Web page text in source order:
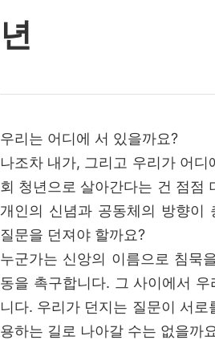
년
우리는 어디에 서 있을까요?
나조차 내가, 그리고 우리가 어
회 청년으로 살아간다는 건 점점
개인의 신념과 공동체의 방향이
질문을 던져야 할까요?
누군가는 신앙의 이름으로 침묵
동을 촉구합니다. 그 사이에서
니다. 우리가 던지는 질문이 서
용하는 길로 나아갈 수는 없을까